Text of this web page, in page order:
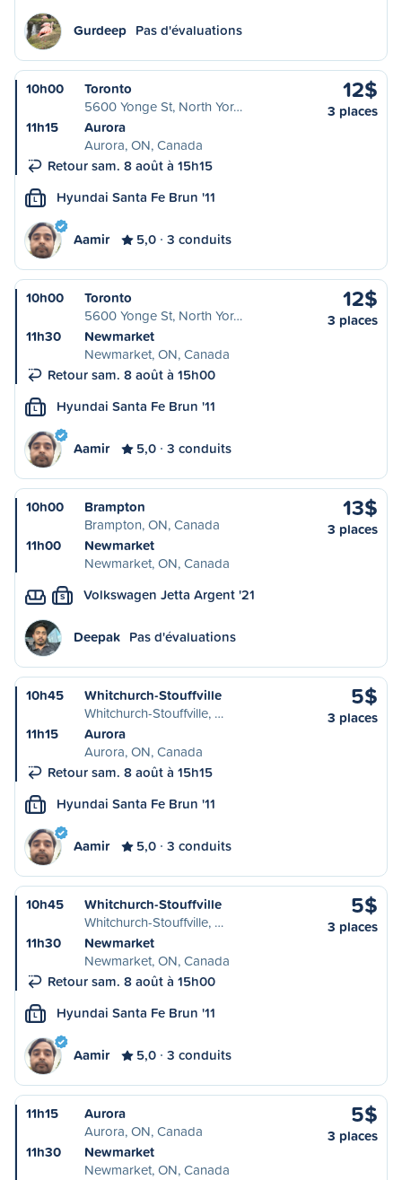
Gurdeep Pas d'évaluations
10h00
Toronto
5600 Yonge St, North Yor…
11h15
Aurora
Aurora, ON, Canada
Retour sam. 8 août à 15h15
12$
3 places
L Hyundai Santa Fe Brun '11
Aamir 5,0 3 conduits
10h00
Toronto
5600 Yonge St, North Yor…
11h30
Newmarket
Newmarket, ON, Canada
Retour sam. 8 août à 15h00
12$
3 places
L Hyundai Santa Fe Brun '11
Aamir 5,0 3 conduits
10h00
Brampton
Brampton, ON, Canada
11h00
Newmarket
Newmarket, ON, Canada
13$
3 places
S Volkswagen Jetta Argent '21
Deepak Pas d'évaluations
10h45
Whitchurch-Stouffville
Whitchurch-Stouffville, …
11h15
Aurora
Aurora, ON, Canada
Retour sam. 8 août à 15h15
5$
3 places
L Hyundai Santa Fe Brun '11
Aamir 5,0 3 conduits
10h45
Whitchurch-Stouffville
Whitchurch-Stouffville, …
11h30
Newmarket
Newmarket, ON, Canada
Retour sam. 8 août à 15h00
5$
3 places
L Hyundai Santa Fe Brun '11
Aamir 5,0 3 conduits
11h15
Aurora
Aurora, ON, Canada
11h30
Newmarket
Newmarket, ON, Canada
5$
3 places